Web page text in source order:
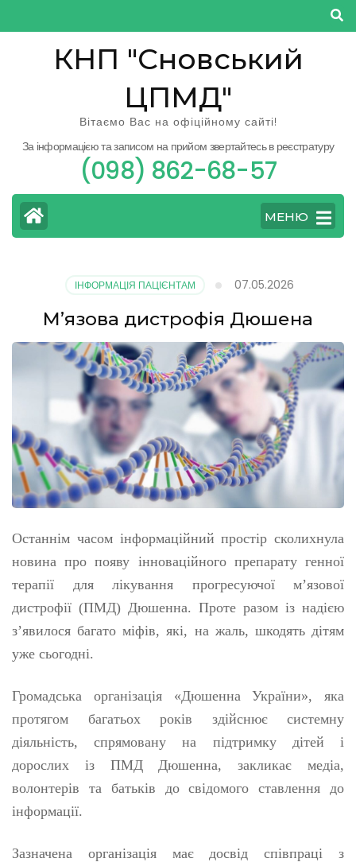
до
КНП "Сновський
ЦПМД"
Вітаємо Вас на офіційному сайті!
За інформацією та записом на прийом звертайтесь в реєстратуру
(098) 862-68-57
МЕНЮ
ІНФОРМАЦІЯ ПАЦІЄНТАМ 07.05.2026
М’язова дистрофія Дюшена
Останнім часом інформаційний простір сколихнула
новина про появу інноваційного препарату генної
терапії для лікування прогресуючої м’язової
дистрофії (ПМД) Дюшенна. Проте разом із надією
з’явилося багато міфів, які, на жаль, шкодять дітям
уже сьогодні.
Громадська організація «Дюшенна України», яка
протягом багатьох років здійснює системну
діяльність, спрямовану на підтримку дітей і
дорослих із ПМД Дюшенна, закликає медіа,
волонтерів та батьків до свідомого ставлення до
інформації.
Зазначена організація має досвід співпраці з